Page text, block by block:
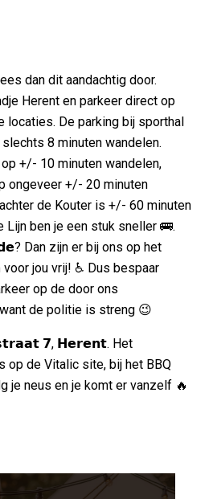
dan dit aandachtig door.
Herent en parkeer direct op
locaties. De parking bij sporthal
8 minuten wandelen.
+/- 10 minuten wandelen,
ongeveer +/- 20 minuten
de Kouter is +/- 60 minuten
Lijn ben je een stuk sneller 🚌.
Dan zijn er bij ons op het
jou vrij! ♿️ Dus bespaar
op de door ons
de politie is streng 😉
𝟳, 𝗛𝗲𝗿𝗲𝗻𝘁. Het
op de Vitalic site, bij het BBQ
je neus en je komt er vanzelf 🔥